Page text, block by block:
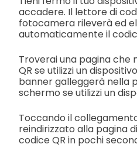
accadere. Il lettore di
fotocamera rileverà ed
automaticamente il
Troverai una pagina che
QR se utilizzi un
banner galleggerà nella
schermo se utilizzi un
Toccando il
reindirizzato alla pagina
codice QR in pochi